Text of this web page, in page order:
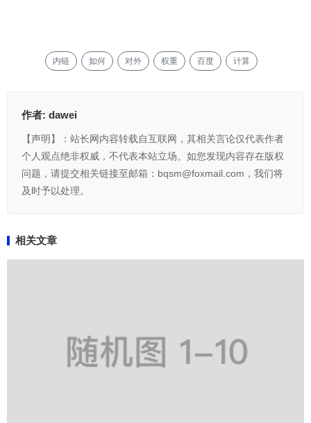
内链 如何 对外 权重 百度 计算
作者: dawei
【声明】：站长网内容转载自互联网，其相关言论仅代表作者
个人观点绝非权威，不代表本站立场。如您发现内容存在版权
问题，请提交相关链接至邮箱：bqsm@foxmail.com，我们将
及时予以处理。
相关文章